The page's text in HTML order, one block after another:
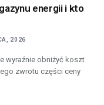
energii i kto
2026
wyraźnie obniżyć koszt
zwrotu części ceny